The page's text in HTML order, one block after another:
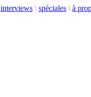
interviews \ spéciales \ à